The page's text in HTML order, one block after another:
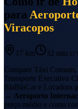
para
Viracopos
17 km 32 min c/
Compare Táxi
Transporte Executivo
BlaBlaCar e Locadora
→ Aeroporto
preço médio e como